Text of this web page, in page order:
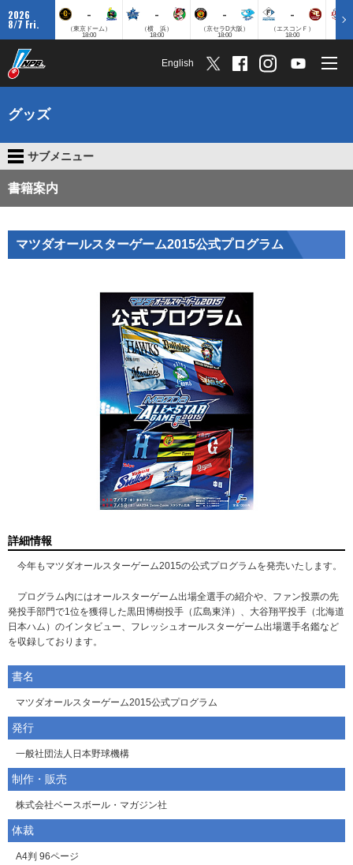
2026
8/7 Fri.
-
（東京ドーム）
18:00
-
（横 浜）
18:00
-
（京セラD大阪）
18:00
-
（エスコンＦ）
18:00
English
グッズ
サブメニュー
書籍案内
マツダオールスターゲーム2015公式プログラム
詳細情報
今年もマツダオールスターゲーム2015の公式プログラムを発売いたします。
プログラム内にはオールスターゲーム出場全選手の紹介や、ファン投票の先
発投手部門で1位を獲得した黒田博樹投手（広島東洋）、大谷翔平投手（北海道
日本ハム）のインタビュー、フレッシュオールスターゲーム出場選手名鑑など
を収録しております。
書名
マツダオールスターゲーム2015公式プログラム
発行
一般社団法人日本野球機構
制作・販売
株式会社ベースボール・マガジン社
体裁
A4判 96ページ